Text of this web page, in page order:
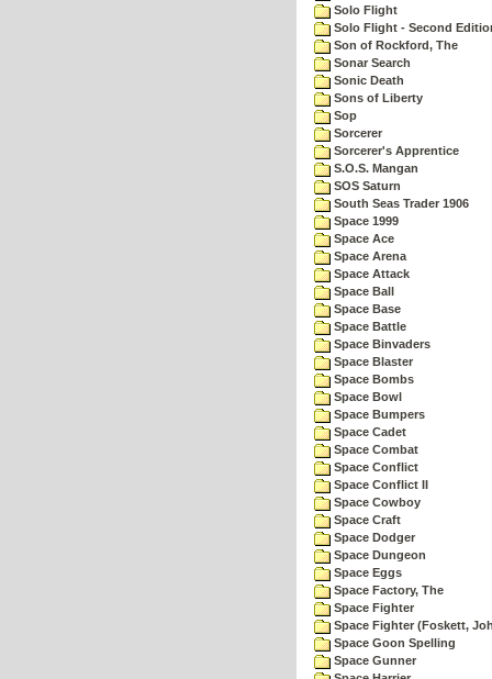
Solo Flight
Solo Flight - Second
Son of Rockford, The
Sonar Search
Sonic Death
Sons of Liberty
Sop
Sorcerer
Sorcerer's Apprentice
S.O.S. Mangan
SOS Saturn
South Seas Trader 1906
Space 1999
Space Ace
Space Arena
Space Attack
Space Ball
Space Base
Space Battle
Space Binvaders
Space Blaster
Space Bombs
Space Bowl
Space Bumpers
Space Cadet
Space Combat
Space Conflict
Space Conflict II
Space Cowboy
Space Craft
Space Dodger
Space Dungeon
Space Eggs
Space Factory, The
Space Fighter
Space Fighter (Foskett,
Space Goon Spelling
Space Gunner